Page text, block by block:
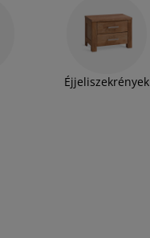
Éjjeliszekrények